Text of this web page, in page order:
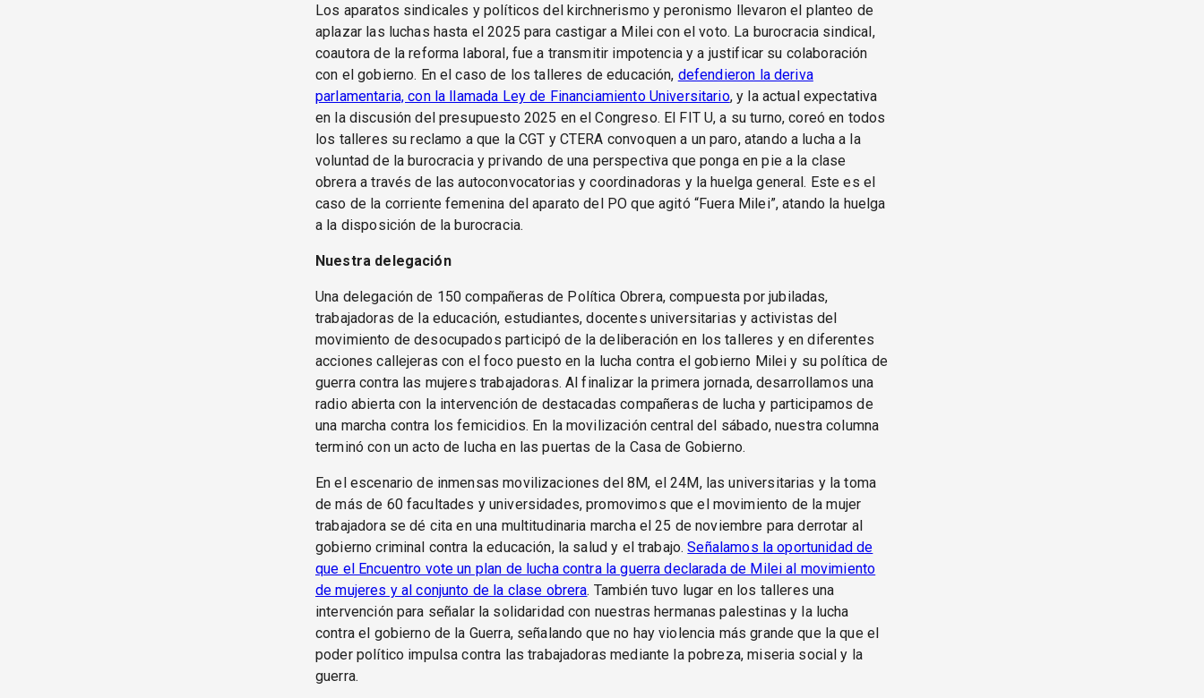
Los aparatos sindicales y políticos del kirchnerismo y peronismo llevaron el planteo de
aplazar las luchas hasta el 2025 para castigar a Milei con el voto. La burocracia sindical,
coautora de la reforma laboral, fue a transmitir impotencia y a justificar su colaboración
con el gobierno. En el caso de los talleres de educación, defendieron la deriva
parlamentaria, con la llamada Ley de Financiamiento Universitario, y la actual expectativa
en la discusión del presupuesto 2025 en el Congreso. El FIT U, a su turno, coreó en todos
los talleres su reclamo a que la CGT y CTERA convoquen a un paro, atando a lucha a la
voluntad de la burocracia y privando de una perspectiva que ponga en pie a la clase
obrera a través de las autoconvocatorias y coordinadoras y la huelga general. Este es el
caso de la corriente femenina del aparato del PO que agitó “Fuera Milei”, atando la huelga
a la disposición de la burocracia.
Nuestra delegación
Una delegación de 150 compañeras de Política Obrera, compuesta por jubiladas,
trabajadoras de la educación, estudiantes, docentes universitarias y activistas del
movimiento de desocupados participó de la deliberación en los talleres y en diferentes
acciones callejeras con el foco puesto en la lucha contra el gobierno Milei y su política de
guerra contra las mujeres trabajadoras. Al finalizar la primera jornada, desarrollamos una
radio abierta con la intervención de destacadas compañeras de lucha y participamos de
una marcha contra los femicidios. En la movilización central del sábado, nuestra columna
terminó con un acto de lucha en las puertas de la Casa de Gobierno.
En el escenario de inmensas movilizaciones del 8M, el 24M, las universitarias y la toma
de más de 60 facultades y universidades, promovimos que el movimiento de la mujer
trabajadora se dé cita en una multitudinaria marcha el 25 de noviembre para derrotar al
gobierno criminal contra la educación, la salud y el trabajo.Señalamos la oportunidad de
que el Encuentro vote un plan de lucha contra la guerra declarada de Milei al movimiento
de mujeres y al conjunto de la clase obrera. También tuvo lugar en los talleres una
intervención para señalar la solidaridad con nuestras hermanas palestinas y la lucha
contra el gobierno de la Guerra, señalando que no hay violencia más grande que la que el
poder político impulsa contra las trabajadoras mediante la pobreza, miseria social y la
guerra.